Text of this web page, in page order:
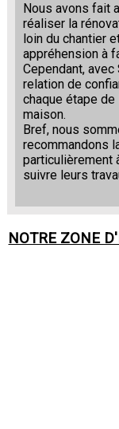
Nous avons fait
réaliser la
loin du chantier
appréhension à
Cependant, avec
relation de
chaque étape
maison.
Bref, nous
recommandons
particulièrement
suivre leurs
NOTRE ZONE